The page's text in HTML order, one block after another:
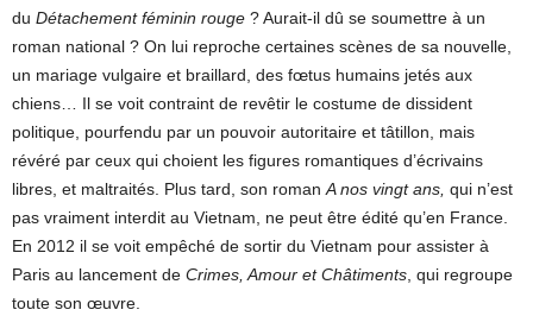
du Détachement féminin rouge ? Aurait-il dû se soumettre à un
roman national ? On lui reproche certaines scènes de sa nouvelle,
un mariage vulgaire et braillard, des fœtus humains jetés aux
chiens… Il se voit contraint de revêtir le costume de dissident
politique, pourfendu par un pouvoir autoritaire et tâtillon, mais
révéré par ceux qui choient les figures romantiques d’écrivains
libres, et maltraités. Plus tard, son roman A nos vingt ans, qui n’est
pas vraiment interdit au Vietnam, ne peut être édité qu’en France.
En 2012 il se voit empêché de sortir du Vietnam pour assister à
Paris au lancement de Crimes, Amour et Châtiments , qui regroupe
toute son œuvre.